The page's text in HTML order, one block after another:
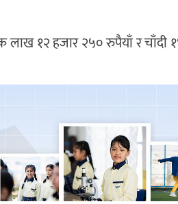
१२ हजार २५० रुपैयाँ र चाँदी